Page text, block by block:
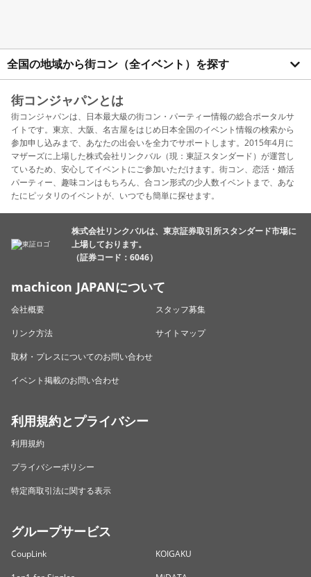
全国の地域から街コン（全イベント）を探す
街コンジャパンとは
街コンジャパンは、日本最大級の街コン・パーティー情報の総合ポータルサ
イトです。東京、大阪、名古屋をはじめ日本全国のイベント情報の検索から
参加申し込みまで、あなたの出会いを全力でサポートします。2015年4月に
マザーズに上場した株式会社リンクバル（現：東証スタンダード）が運営し
ているため、安心してイベントにご参加いただけます。街コン、恋活・婚活
パーティー、趣味コンはもちろん、合コン形式の少人数イベントまで、あな
たにピッタリのイベントが、いつでも簡単に探せます。
株式会社リンクバルは、東京証券取引所スタンダード市場に
上場しております。
（証券コード：6046）
machicon JAPANについて
会社概要
スタッフ募集
リンク方法
サイトマップ
取材・プレスについてのお問い合わせ
イベント掲載のお問い合わせ
利用規約とプライバシー
利用規約
プライバシーポリシー
特定商取引法に関する表示
グループサービス
CoupLink
KOIGAKU